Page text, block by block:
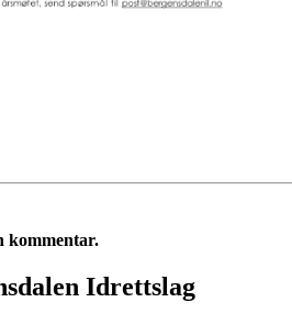
kommentar.
Idrettslag